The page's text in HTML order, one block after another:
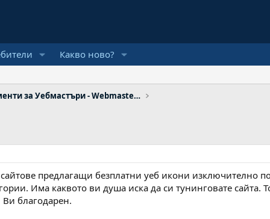
Какво ново?
Инструменти за Уебмастъри - Webmaster Tools
предлагащи безплатни уеб икони изключително
Има каквото ви душа иска да си тунинговате сайта.
благодарен.